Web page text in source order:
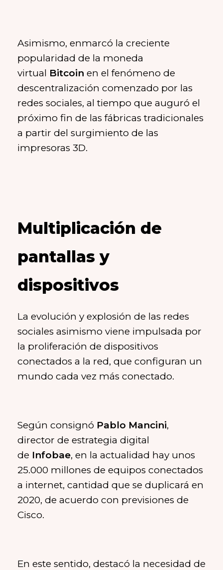
Asimismo, enmarcó la creciente
popularidad de la moneda
virtual Bitcoin en el fenómeno de
descentralización comenzado por las
redes sociales, al tiempo que auguró el
próximo fin de las fábricas tradicionales
a partir del surgimiento de las
impresoras 3D.
Multiplicación de
pantallas y
dispositivos
La evolución y explosión de las redes
sociales asimismo viene impulsada por
la proliferación de dispositivos
conectados a la red, que configuran un
mundo cada vez más conectado.
Según consignó Pablo Mancini,
director de estrategia digital
de Infobae, en la actualidad hay unos
25.000 millones de equipos conectados
a internet, cantidad que se duplicará en
2020, de acuerdo con previsiones de
Cisco.
En este sentido, destacó la necesidad de